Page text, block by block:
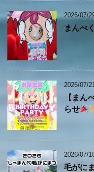
2026/07/
まんべ
2026/07/21
【まん
らせ
2026/07/
毛がに